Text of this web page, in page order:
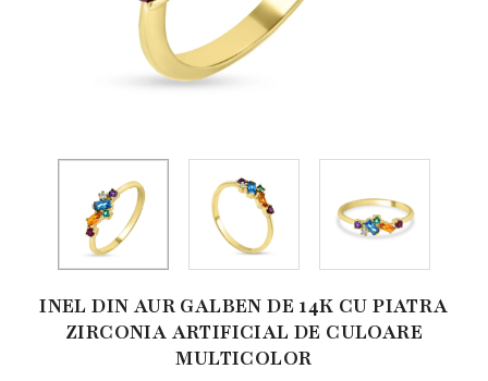
INEL DIN AUR GALBEN DE 14K CU PIATRA
ZIRCONIA ARTIFICIAL DE CULOARE
MULTICOLOR